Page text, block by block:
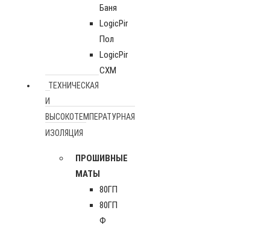
Баня
LogicPir
Пол
LogicPir
СХМ
ТЕХНИЧЕСКАЯ
И
ВЫСОКОТЕМПЕРАТУРНАЯ
ИЗОЛЯЦИЯ
ПРОШИВНЫЕ
МАТЫ
80ГП
80ГП
Ф